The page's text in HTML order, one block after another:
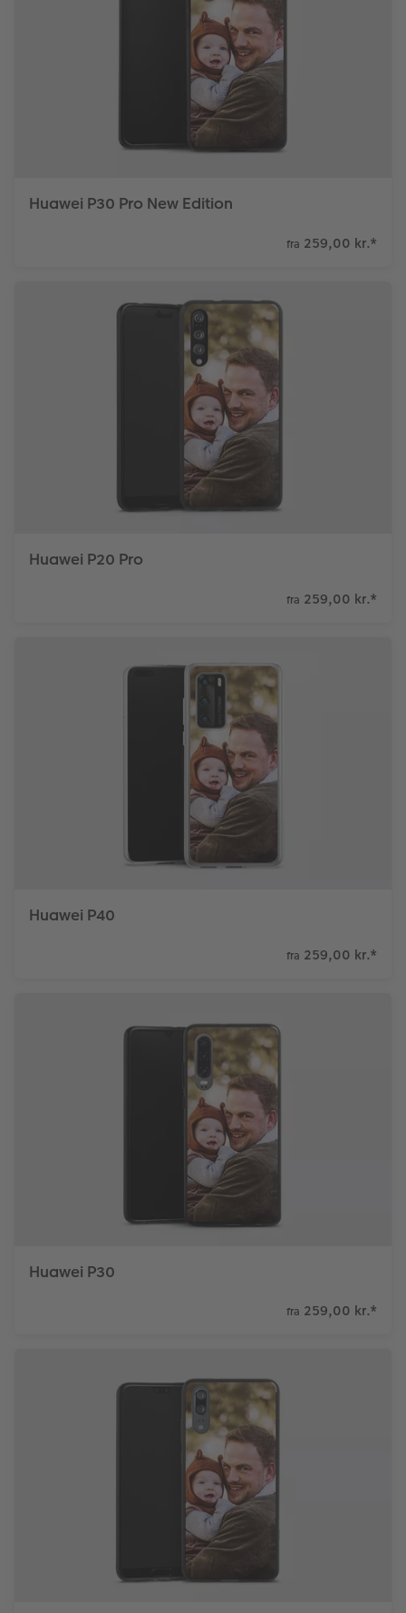
Huawei P30 Pro New Edition
fra 259,00 kr.*
Huawei P20 Pro
fra 259,00 kr.*
Huawei P40
fra 259,00 kr.*
Huawei P30
fra 259,00 kr.*